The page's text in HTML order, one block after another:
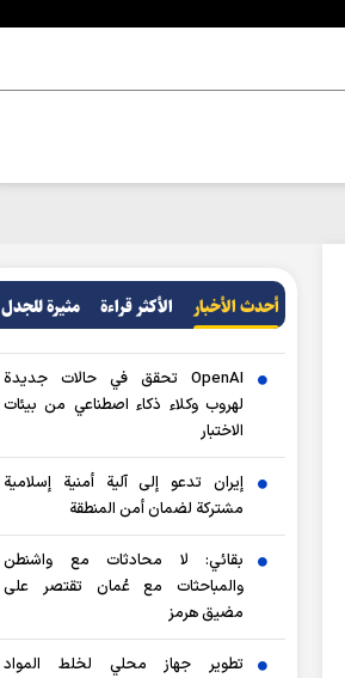
أحدث الأخبار الأکثر قراءة مثيرة للجدل
OpenAI تحقق في حالات جديدة
لهروب وكلاء ذكاء اصطناعي من بيئات
الاختبار
إيران تدعو إلى آلية أمنية إسلامية
مشتركة لضمان أمن المنطقة
بقائي: لا محادثات مع واشنطن
والمباحثات مع عُمان تقتصر على
مضيق هرمز
تطوير جهاز محلي لخلط المواد